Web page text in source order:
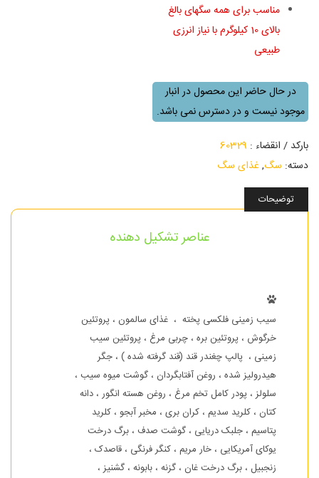
مناسب برای همه سگهای بالغ
بالای 10 کیلوگرم با نیاز انرزی
طبیعی
در حال حاضر این محصول در انبار
موجود نیست و در دسترس نمی باشد.
بارکد / انقضاء : 60329
دسته: سگ, غذای سگ
توضیحات
عناصر تشکیل دهنده
سیب زمینی فلکسی پخته ، غذای سالمون ، پروتئین
خرگوش ، پروتئین بره ، چربی مرغ ، پروتئین سیب
زمینی ، پالپ چغندر قند (قند گرفته شده ) ، جگر
هیدرولیز شده ، روغن آفتابگردان ، گوشت میوه سیب ،
سلولز ، پودر کامل تخم مرغ ، روغن هسته انگور ، دانه
کتان ، کلرید سدیم ، کران بری ، مخبر آبجو ، کلرید
پتاسیم ، جلبک دریایی ، گوشت صدف ، برگ درخت
یوکای آمریکایی ، خار مریم ، کنگر فرنگی ، قاصدک ،
زنجبیل ، برگ درخت غان ، گزنه ، بابونه ، گشنیز ،